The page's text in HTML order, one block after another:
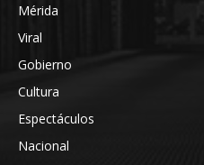
Mérida
Viral
Gobierno
Cultura
Espectáculos
Nacional